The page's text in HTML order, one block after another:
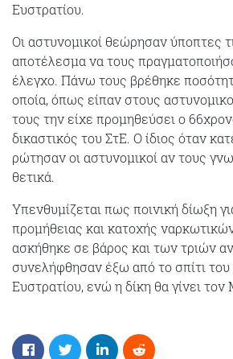
Ευστρατίου.
Οι αστυνομικοί θεώρησαν ύποπτες
αποτέλεσμα να τους
έλεγχο. Πάνω τους βρέθηκε
οποία, όπως είπαν στους
τους την είχε προμηθεύσει ο
δικαστικός του ΣτΕ. Ο ίδιος όταν
ρώτησαν οι αστυνομικοί αν τους
θετικά.
Υπενθυμίζεται πως ποινική δίωξη
προμήθειας και κατοχής
ασκήθηκε σε βάρος και των τριών
συνελήφθησαν έξω από το σπίτι
Ευστρατίου, ενώ η δίκη θα γίνει τον